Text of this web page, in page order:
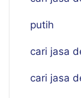
putih
cari jasa
cari jasa